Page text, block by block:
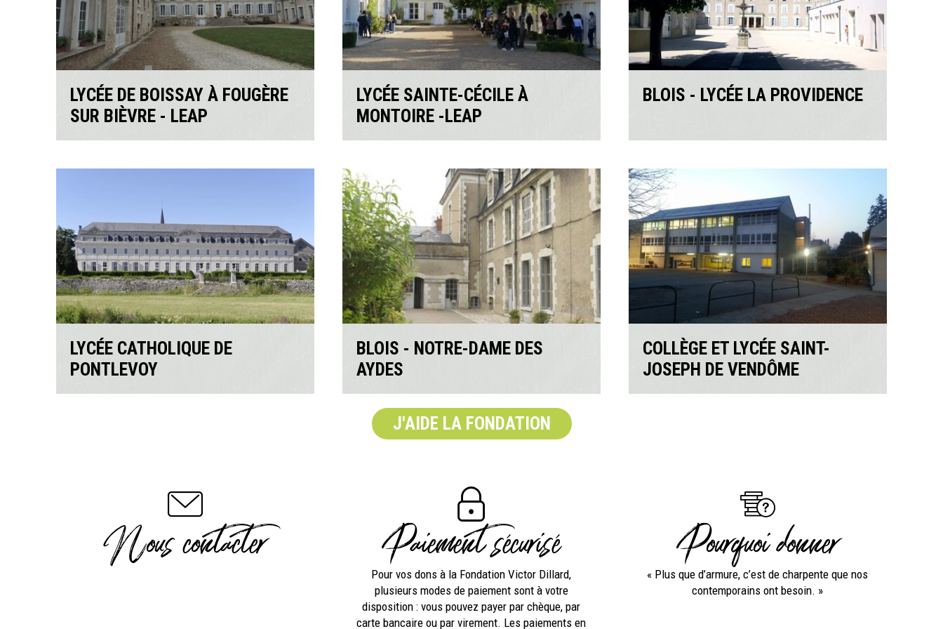
LYCÉE DE BOISSAY À FOUGÈRE
SUR BIÈVRE - LEAP
LYCÉE SAINTE-CÉCILE À
MONTOIRE -LEAP
BLOIS - LYCÉE LA PROVIDENCE
LYCÉE CATHOLIQUE DE
PONTLEVOY
BLOIS - NOTRE-DAME DES
AYDES
COLLÈGE ET LYCÉE SAINT-
JOSEPH DE VENDÔME
J'AIDE LA FONDATION
Nous contacter Paiement sécurisé
Pour vos dons à la Fondation Victor Dillard,
plusieurs modes de paiement sont à votre
disposition : vous pouvez payer par chèque, par
carte bancaire ou par virement. Les paiements en
Pourquoi donner
« Plus que d’armure, c’est de charpente que nos
contemporains ont besoin. »